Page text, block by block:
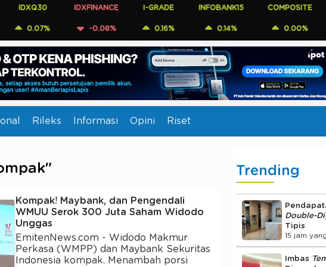
IDXQ30
0.07%
IDXFINANCE
-0.08%
I-GRADE
0.16%
INFOBANK15
0.14%
COMPOSITE
0.00%
Rileks Informasi Opini Riset
Kompak! Maybank, dan Pengendali
WMUU Serok 300 Juta Saham Widodo
Unggas
EmitenNews.com - Widodo Makmur
Perkasa (WMPP) dan Maybank Sekuritas
Indonesia kompak. Menambah porsi
Trending
Double-
Tipis
15 jam
Imbas